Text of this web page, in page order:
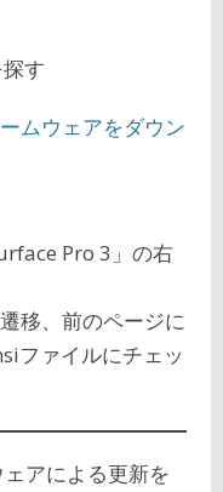
す
ムウェアをダウン
Pro 3」の右
移、前のページに
ファイルにチェッ
アによる更新を